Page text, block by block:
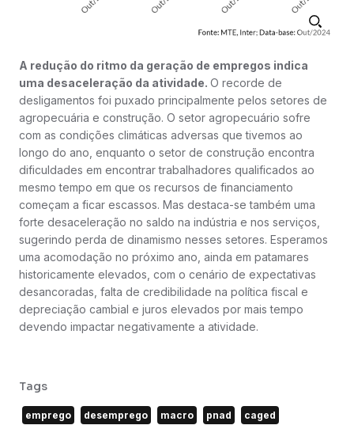
A redução do ritmo da geração de empregos indica
uma desaceleração da atividade. O recorde de
desligamentos foi puxado principalmente pelos setores de
agropecuária e construção. O setor agropecuário sofre
com as condições climáticas adversas que tivemos ao
longo do ano, enquanto o setor de construção encontra
dificuldades em encontrar trabalhadores qualificados ao
mesmo tempo em que os recursos de financiamento
começam a ficar escassos. Mas destaca-se também uma
forte desaceleração no saldo na indústria e nos serviços,
sugerindo perda de dinamismo nesses setores. Esperamos
uma acomodação no próximo ano, ainda em patamares
historicamente elevados, com o cenário de expectativas
desancoradas, falta de credibilidade na política fiscal e
depreciação cambial e juros elevados por mais tempo
devendo impactar negativamente a atividade.
Tags
emprego desemprego macro pnad caged